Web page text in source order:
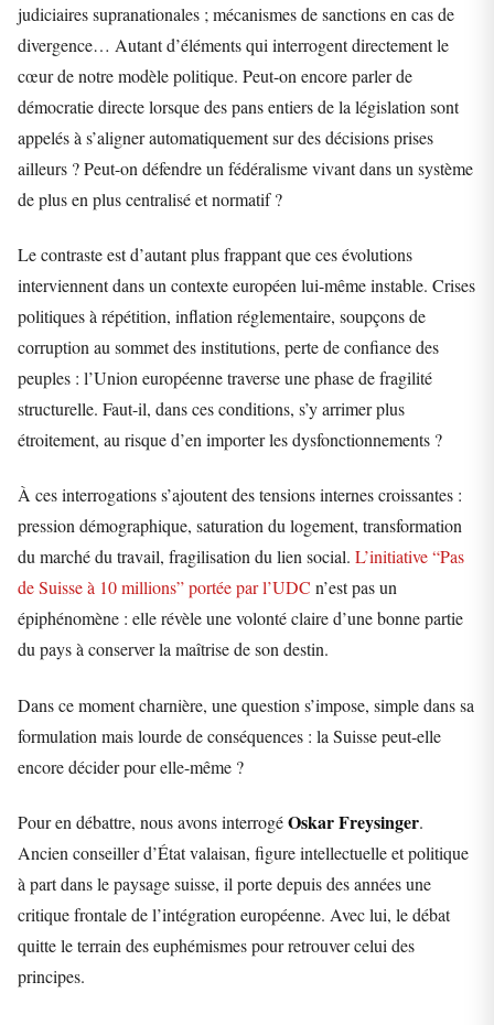
judiciaires supranationales ; mécanismes de sanctions en cas de
divergence… Autant d’éléments qui interrogent directement le
cœur de notre modèle politique. Peut-on encore parler de
démocratie directe lorsque des pans entiers de la législation sont
appelés à s’aligner automatiquement sur des décisions prises
ailleurs ? Peut-on défendre un fédéralisme vivant dans un système
de plus en plus centralisé et normatif ?
Le contraste est d’autant plus frappant que ces évolutions
interviennent dans un contexte européen lui-même instable. Crises
politiques à répétition, inflation réglementaire, soupçons de
corruption au sommet des institutions, perte de confiance des
peuples : l’Union européenne traverse une phase de fragilité
structurelle. Faut-il, dans ces conditions, s’y arrimer plus
étroitement, au risque d’en importer les dysfonctionnements ?
À ces interrogations s’ajoutent des tensions internes croissantes :
pression démographique, saturation du logement, transformation
du marché du travail, fragilisation du lien social. L’initiative “Pas
de Suisse à 10 millions” portée par l’UDC n’est pas un
épiphénomène : elle révèle une volonté claire d’une bonne partie
du pays à conserver la maîtrise de son destin.
Dans ce moment charnière, une question s’impose, simple dans sa
formulation mais lourde de conséquences : la Suisse peut-elle
encore décider pour elle-même ?
Pour en débattre, nous avons interrogéOskar Freysinger.
Ancien conseiller d’État valaisan, figure intellectuelle et politique
à part dans le paysage suisse, il porte depuis des années une
critique frontale de l’intégration européenne. Avec lui, le débat
quitte le terrain des euphémismes pour retrouver celui des
principes.